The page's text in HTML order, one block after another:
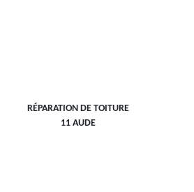
RÉPARATION DE TOITURE
11 AUDE